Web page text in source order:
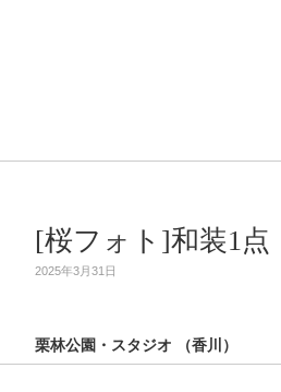
[桜フォト]和装1点
2025年3月31日
栗林公園・スタジオ （香川）